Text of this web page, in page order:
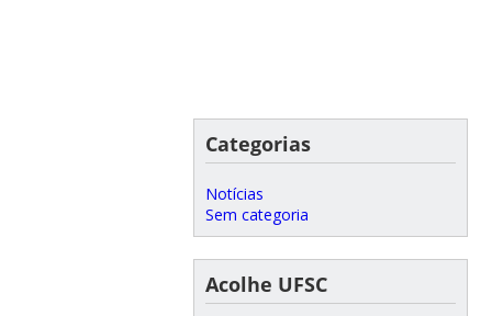
Categorias
Notícias
Sem categoria
Acolhe UFSC